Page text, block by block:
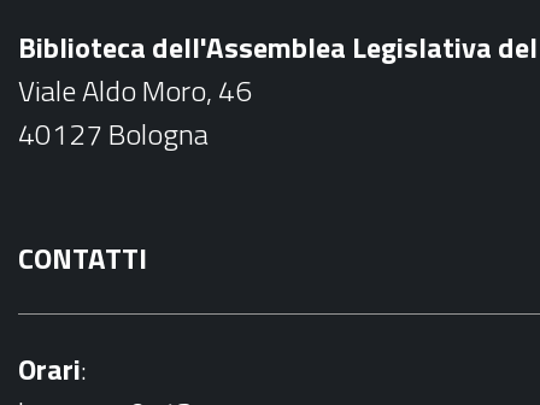
o
k
Biblioteca dell'Assemblea Legislativa
Viale Aldo Moro, 46
40127 Bologna
CONTATTI
Orari: